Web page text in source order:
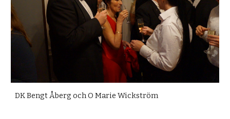
DK Bengt Åberg och O Marie Wickström